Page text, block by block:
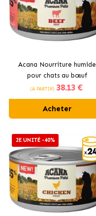
Acana Nourriture humide
pour chats au bœuf
(À PARTIR) 38.13 €
Acheter
2E UNITÉ -40%